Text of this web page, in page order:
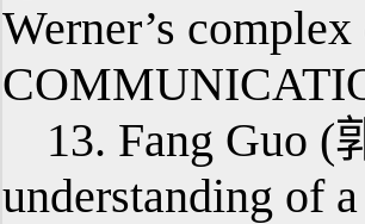
Werner’s
13. Fang Guo
understanding of